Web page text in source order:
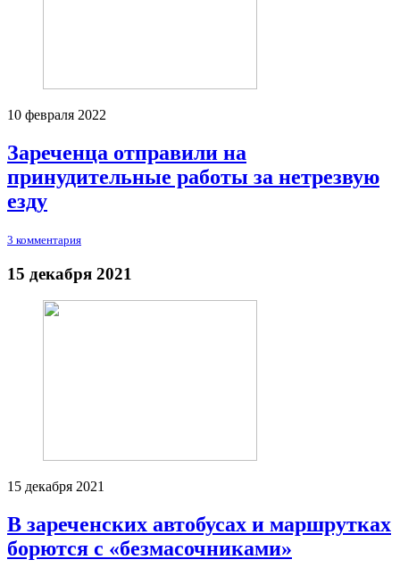
10 февраля 2022
Зареченца отправили на
принудительные работы за нетрезвую
езду
3 комментария
15 декабря 2021
15 декабря 2021
В зареченских автобусах и маршрутках
борются с «безмасочниками»